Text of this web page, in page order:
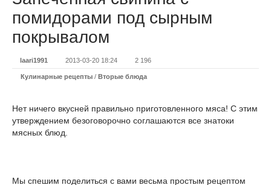
помидорами под сырным
покрывалом
laari1991 2013-03-20 18:24 2 196
Кулинарные рецепты / Вторые блюда
Нет ничего вкусней правильно приготовленного мяса! С этим
утверждением безоговорочно соглашаются все знатоки
мясных блюд.
Мы спешим поделиться с вами весьма простым рецептом